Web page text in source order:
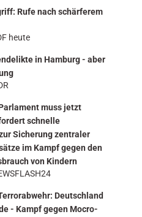
Rufe nach schärferem
heute
in Hamburg - aber
muss jetzt
schnelle
Sicherung zentraler
im Kampf gegen den
von Kindern
Deutschland
- Kampf gegen Mocro-